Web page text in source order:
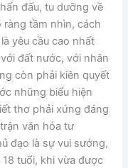
đấu, tu dưỡng về
tầm nhìn, cách
yêu cầu cao nhất
đất nước, với nhân
còn phải kiên quyết
những biểu hiện
thơ phải xứng đáng
văn hóa tư
đạo là sự vui sướng,
tuổi, khi vừa được